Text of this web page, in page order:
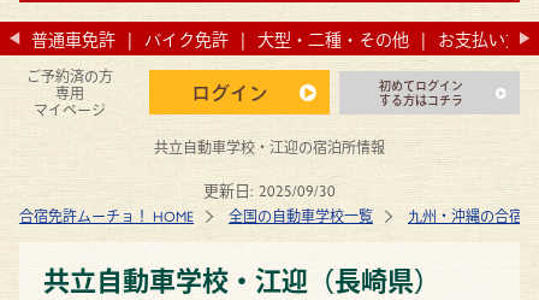
普通車免許 バイク免許 大型・二種・その他 お支払い方法
ご予約済の方
専用
マイページ
ログイン
初めてログイン
する方はコチラ
共立自動車学校・江迎の宿泊所情報
更新日: 2025/09/30
合宿免許ムーチョ！ HOME 全国の自動車学校一覧 九州・沖縄の合宿
共立自動車学校・江迎（長崎県）